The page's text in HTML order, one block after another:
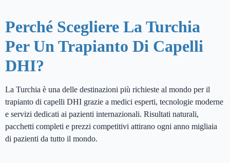
Perché Scegliere La Turchia
Per Un Trapianto Di Capelli
DHI?
La Turchia è una delle destinazioni più richieste al mondo per il
trapianto di capelli DHI grazie a medici esperti, tecnologie moderne
e servizi dedicati ai pazienti internazionali. Risultati naturali,
pacchetti completi e prezzi competitivi attirano ogni anno migliaia
di pazienti da tutto il mondo.